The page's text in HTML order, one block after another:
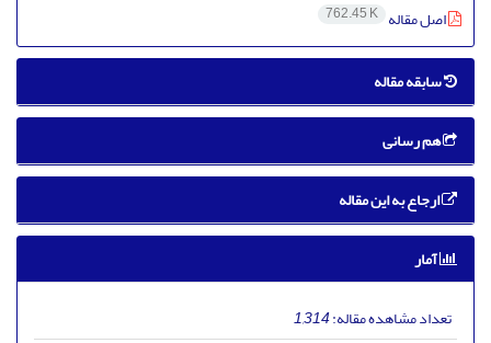
اصل مقاله 762.45 K
سابقه مقاله
هم رسانی
ارجاع به این مقاله
آمار
تعداد مشاهده مقاله:1,314